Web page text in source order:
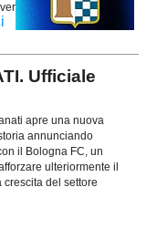
Ufficiale
apre una nuova
annunciando
il Bologna FC, un
ulteriormente il
del settore